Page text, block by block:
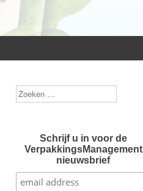
Zoek
Schrijf u in voor de
VerpakkingsManagement
nieuwsbrief